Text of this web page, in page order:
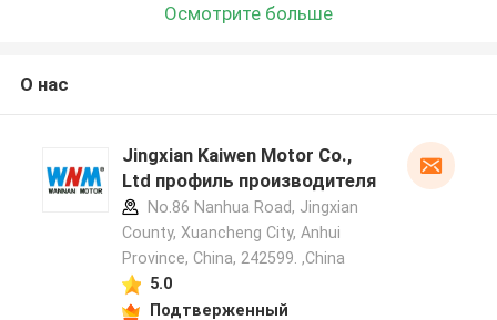
Осмотрите больше
О нас
Jingxian Kaiwen Motor Co.,
Ltd профиль производителя
No.86 Nanhua Road, Jingxian
County, Xuancheng City, Anhui
Province, China, 242599. ,China
5.0
Подтверженный